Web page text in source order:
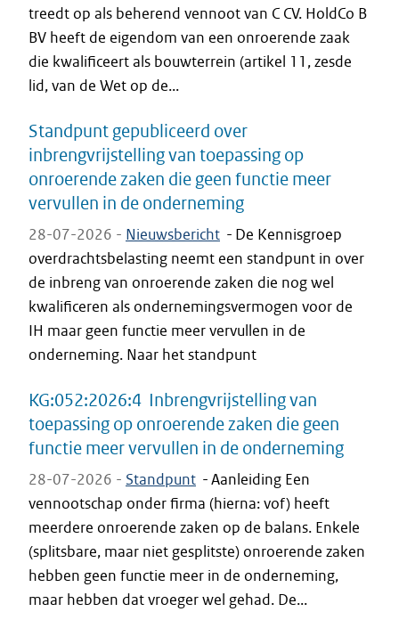
treedt op als beherend vennoot van C CV. HoldCo B
BV heeft de eigendom van een onroerende zaak
die kwalificeert als bouwterrein (artikel 11, zesde
lid, van de Wet op de...
Standpunt gepubliceerd over
inbrengvrijstelling van toepassing op
onroerende zaken die geen functie meer
vervullen in de onderneming
28-07-2026 - Nieuwsbericht - De Kennisgroep
overdrachtsbelasting neemt een standpunt in over
de inbreng van onroerende zaken die nog wel
kwalificeren als ondernemingsvermogen voor de
IH maar geen functie meer vervullen in de
onderneming. Naar het standpunt
KG:052:2026:4 Inbrengvrijstelling van
toepassing op onroerende zaken die geen
functie meer vervullen in de onderneming
28-07-2026 - Standpunt -Aanleiding Een
vennootschap onder firma (hierna: vof) heeft
meerdere onroerende zaken op de balans. Enkele
(splitsbare, maar niet gesplitste) onroerende zaken
hebben geen functie meer in de onderneming,
maar hebben dat vroeger wel gehad. De...